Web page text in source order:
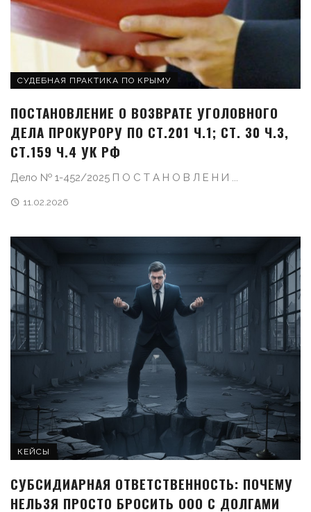
СУДЕБНАЯ ПРАКТИКА ПО КРЫМУ
ПОСТАНОВЛЕНИЕ О ВОЗВРАТЕ УГОЛОВНОГО
ДЕЛА ПРОКУРОРУ ПО СТ.201 Ч.1; СТ. 30 Ч.3,
СТ.159 Ч.4 УК РФ
Дело № 1-452/2025 П О С Т А Н О В Л Е Н И ...
11.02.2026
КЕЙСЫ
СУБСИДИАРНАЯ ОТВЕТСТВЕННОСТЬ: ПОЧЕМУ
НЕЛЬЗЯ ПРОСТО БРОСИТЬ ООО С ДОЛГАМИ